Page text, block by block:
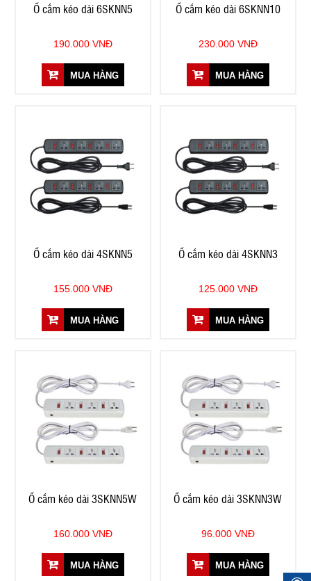
Ổ cắm kéo dài 6SKNN5
190.000 VNĐ
MUA HÀNG
Ổ cắm kéo dài 6SKNN10
230.000 VNĐ
MUA HÀNG
Ổ cắm kéo dài 4SKNN5
155.000 VNĐ
MUA HÀNG
Ổ cắm kéo dài 4SKNN3
125.000 VNĐ
MUA HÀNG
Ổ cắm kéo dài 3SKNN5W
160.000 VNĐ
MUA HÀNG
Ổ cắm kéo dài 3SKNN3W
96.000 VNĐ
MUA HÀNG